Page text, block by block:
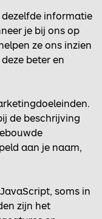
informatie
je bij ons op
ze ons inzien
beter en
de beschrijving
aan je naam,
soms in
zijn het